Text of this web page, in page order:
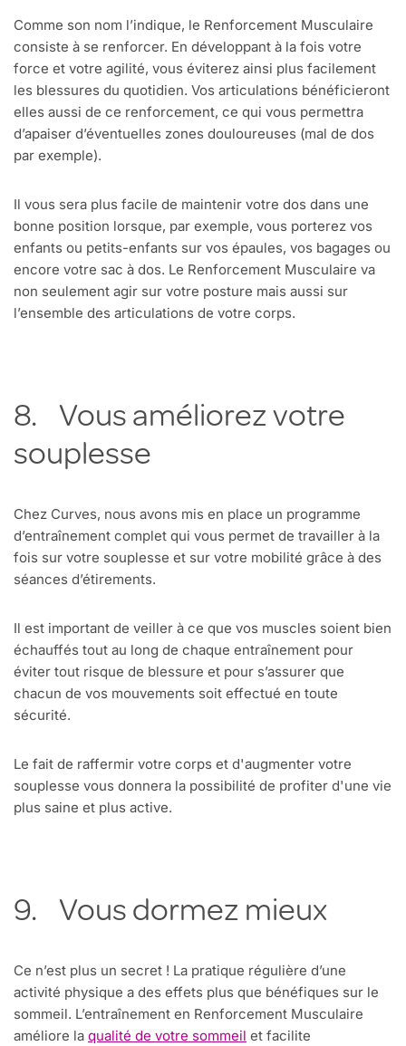
Comme son nom l’indique, le Renforcement Musculaire
consiste à se renforcer. En développant à la fois votre
force et votre agilité, vous éviterez ainsi plus facilement
les blessures du quotidien. Vos articulations bénéficieront
elles aussi de ce renforcement, ce qui vous permettra
d’apaiser d’éventuelles zones douloureuses (mal de dos
par exemple).
Il vous sera plus facile de maintenir votre dos dans une
bonne position lorsque, par exemple, vous porterez vos
enfants ou petits-enfants sur vos épaules, vos bagages ou
encore votre sac à dos. Le Renforcement Musculaire va
non seulement agir sur votre posture mais aussi sur
l’ensemble des articulations de votre corps.
8. Vous améliorez votre
souplesse
Chez Curves, nous avons mis en place un programme
d’entraînement complet qui vous permet de travailler à la
fois sur votre souplesse et sur votre mobilité grâce à des
séances d’étirements.
Il est important de veiller à ce que vos muscles soient bien
échauffés tout au long de chaque entraînement pour
éviter tout risque de blessure et pour s’assurer que
chacun de vos mouvements soit effectué en toute
sécurité.
Le fait de raffermir votre corps et d'augmenter votre
souplesse vous donnera la possibilité de profiter d'une vie
plus saine et plus active.
9. Vous dormez mieux
Ce n’est plus un secret ! La pratique régulière d’une
activité physique a des effets plus que bénéfiques sur le
sommeil. L’entraînement en Renforcement Musculaire
améliore la qualité de votre sommeil et facilite